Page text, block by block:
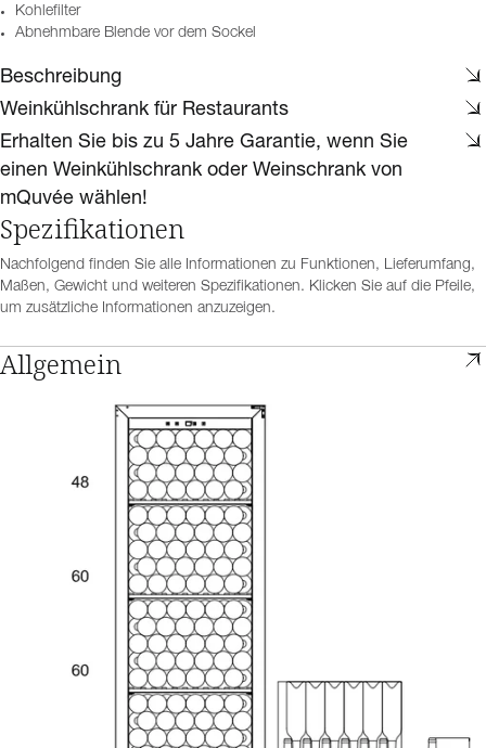
Kohlefilter
Abnehmbare Blende vor dem Sockel
Beschreibung
Weinkühlschrank für Restaurants
Erhalten Sie bis zu 5 Jahre Garantie, wenn Sie
einen Weinkühlschrank oder Weinschrank von
mQuvée wählen!
Spezifikationen
Nachfolgend finden Sie alle Informationen zu Funktionen, Lieferumfang,
Maßen, Gewicht und weiteren Spezifikationen. Klicken Sie auf die Pfeile,
um zusätzliche Informationen anzuzeigen.
Allgemein